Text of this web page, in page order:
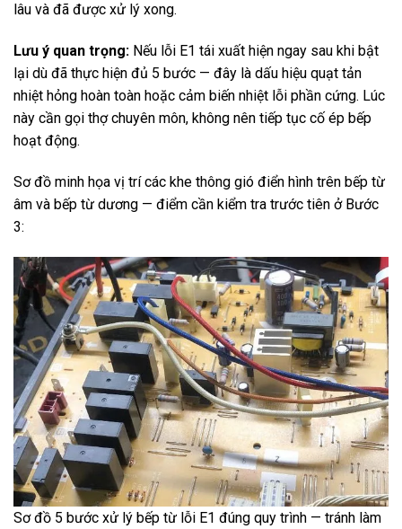
lâu và đã được xử lý xong.
Lưu ý quan trọng: Nếu lỗi E1 tái xuất hiện ngay sau khi bật
lại dù đã thực hiện đủ 5 bước — đây là dấu hiệu quạt tản
nhiệt hỏng hoàn toàn hoặc cảm biến nhiệt lỗi phần cứng. Lúc
này cần gọi thợ chuyên môn, không nên tiếp tục cố ép bếp
hoạt động.
Sơ đồ minh họa vị trí các khe thông gió điển hình trên bếp từ
âm và bếp từ dương — điểm cần kiểm tra trước tiên ở Bước
3:
Sơ đồ 5 bước xử lý bếp từ lỗi E1 đúng quy trình — tránh làm